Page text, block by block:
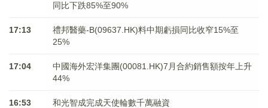
同比下跌85%至90%
17:13
禮邦醫藥-B(09637.HK)料中期虧損同比收窄15%至
25%
17:04
中國海外宏洋集團(00081.HK)7月合約銷售額按年上升
44%
16:53 和光智成完成天使輪數千萬融資